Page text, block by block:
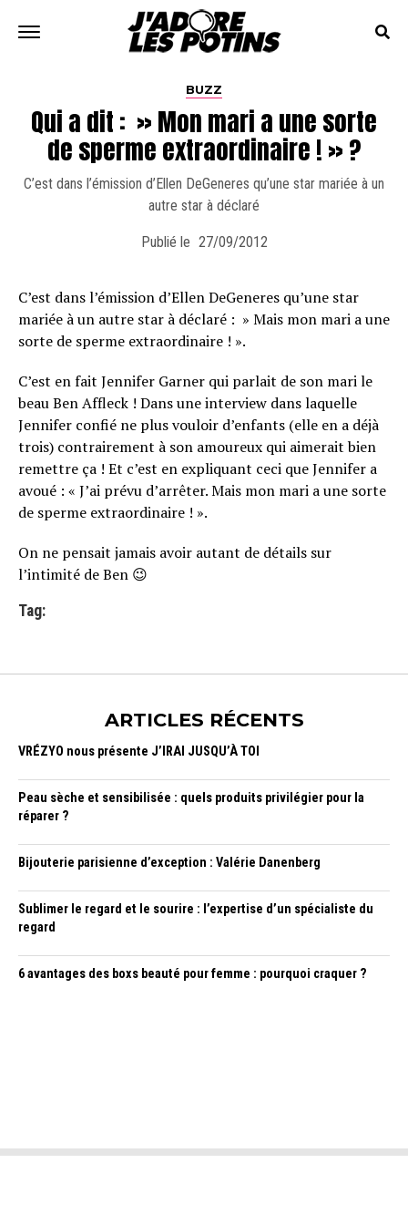
BUZZ
Qui a dit : » Mon mari a une sorte
de sperme extraordinaire ! » ?
C’est dans l’émission d’Ellen DeGeneres qu’une star mariée à un
autre star à déclaré
Publié le 27/09/2012
C’est dans l’émission d’Ellen DeGeneres qu’une star
mariée à un autre star à déclaré : » Mais mon mari a une
sorte de sperme extraordinaire ! ».
C’est en fait Jennifer Garner qui parlait de son mari le
beau Ben Affleck ! Dans une interview dans laquelle
Jennifer confié ne plus vouloir d’enfants (elle en a déjà
trois) contrairement à son amoureux qui aimerait bien
remettre ça ! Et c’est en expliquant ceci que Jennifer a
avoué : « J’ai prévu d’arrêter. Mais mon mari a une sorte
de sperme extraordinaire ! ».
On ne pensait jamais avoir autant de détails sur
l’intimité de Ben 😉
Tag:
ARTICLES RÉCENTS
VRÉZYO nous présente J’IRAI JUSQU’À TOI
Peau sèche et sensibilisée : quels produits privilégier pour la
réparer ?
Bijouterie parisienne d’exception : Valérie Danenberg
Sublimer le regard et le sourire : l’expertise d’un spécialiste du
regard
6 avantages des boxs beauté pour femme : pourquoi craquer ?